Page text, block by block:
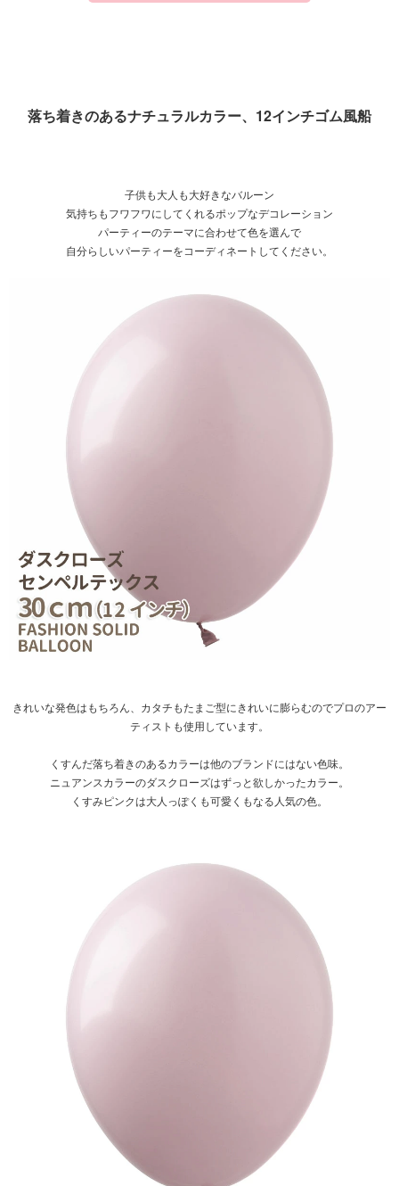
落ち着きのあるナチュラルカラー、12インチゴム風船
子供も大人も大好きなバルーン
気持ちもフワフワにしてくれるポップなデコレーション
パーティーのテーマに合わせて色を選んで
自分らしいパーティーをコーディネートしてください。
きれいな発色はもちろん、カタチもたまご型にきれいに膨らむのでプロのアー
ティストも使用しています。
くすんだ落ち着きのあるカラーは他のブランドにはない色味。
ニュアンスカラーのダスクローズはずっと欲しかったカラー。
くすみピンクは大人っぽくも可愛くもなる人気の色。